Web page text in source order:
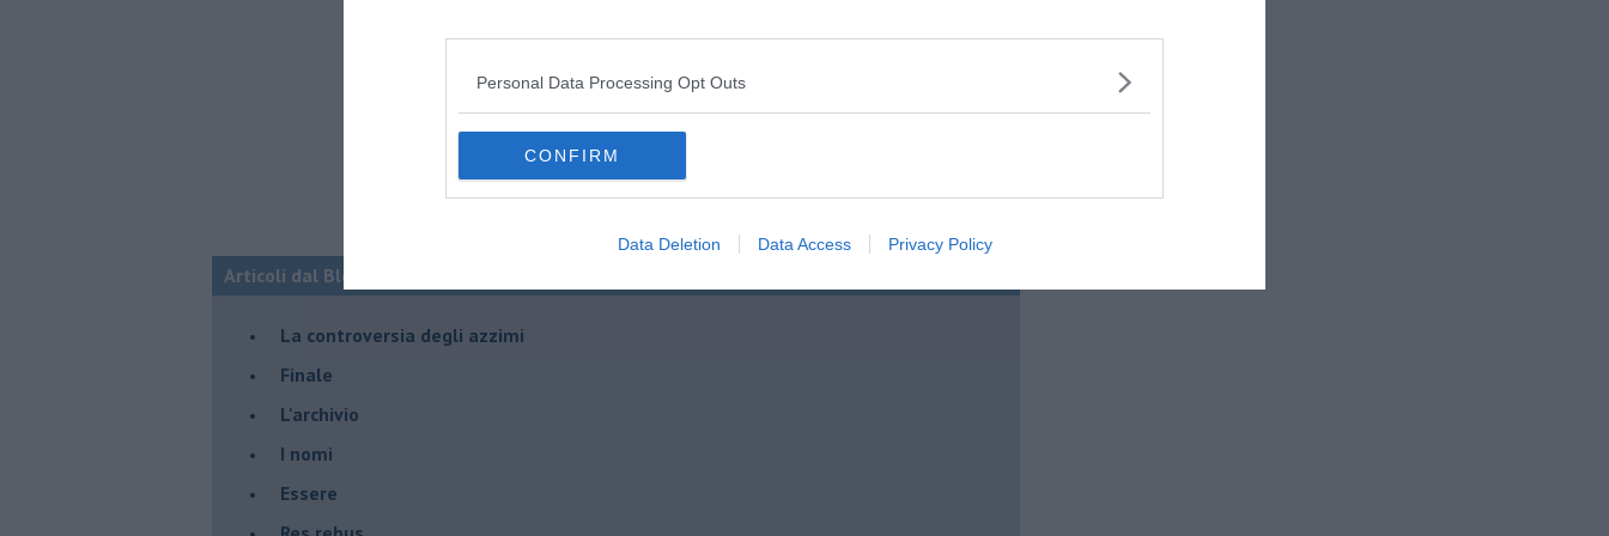
Personal Data Processing Opt Outs
CONFIRM
Data Deletion Data Access Privacy Policy
Articoli dal Blog “Racconti della domenica” di Marco Celati
La controversia degli azzimi
Finale
L'archivio
I nomi
Essere